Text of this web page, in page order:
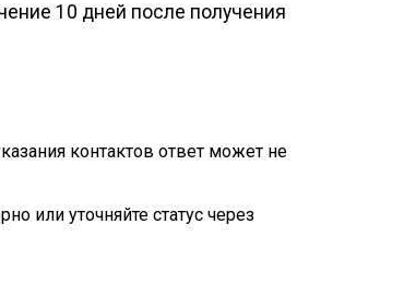
10 дней после получения
контактов ответ может не
или уточняйте статус через